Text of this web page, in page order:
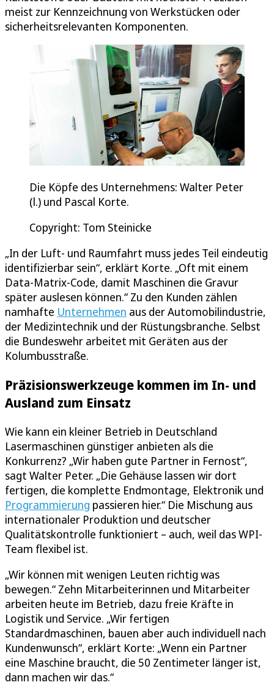
meist zur Kennzeichnung von Werkstücken oder
sicherheitsrelevanten Komponenten.
Die Köpfe des Unternehmens: Walter Peter
(l.) und Pascal Korte.
Copyright: Tom Steinicke
„In der Luft- und Raumfahrt muss jedes Teil eindeutig
identifizierbar sein“, erklärt Korte. „Oft mit einem
Data-Matrix-Code, damit Maschinen die Gravur
später auslesen können.“ Zu den Kunden zählen
namhafte Unternehmen aus der Automobilindustrie,
der Medizintechnik und der Rüstungsbranche. Selbst
die Bundeswehr arbeitet mit Geräten aus der
Kolumbusstraße.
Präzisionswerkzeuge kommen im In- und
Ausland zum Einsatz
Wie kann ein kleiner Betrieb in Deutschland
Lasermaschinen günstiger anbieten als die
Konkurrenz? „Wir haben gute Partner in Fernost“,
sagt Walter Peter. „Die Gehäuse lassen wir dort
fertigen, die komplette Endmontage, Elektronik und
Programmierung passieren hier.“ Die Mischung aus
internationaler Produktion und deutscher
Qualitätskontrolle funktioniert – auch, weil das WPI-
Team flexibel ist.
„Wir können mit wenigen Leuten richtig was
bewegen.“ Zehn Mitarbeiterinnen und Mitarbeiter
arbeiten heute im Betrieb, dazu freie Kräfte in
Logistik und Service. „Wir fertigen
Standardmaschinen, bauen aber auch individuell nach
Kundenwunsch“, erklärt Korte: „Wenn ein Partner
eine Maschine braucht, die 50 Zentimeter länger ist,
dann machen wir das.“